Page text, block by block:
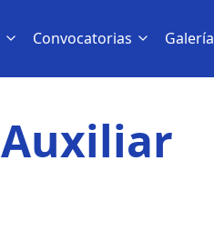
Convocatorias Galería